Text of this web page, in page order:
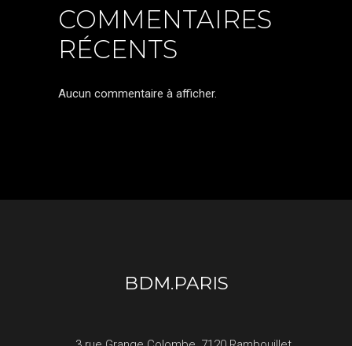
COMMENTAIRES
RÉCENTS
Aucun commentaire à afficher.
BDM.PARIS